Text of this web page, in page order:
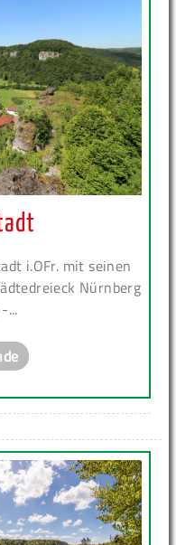
i.OFr. mit seinen
Nürnberg
...